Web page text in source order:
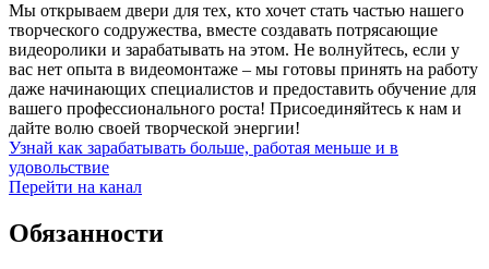
Мы открываем двери для тех, кто хочет стать частью нашего
творческого содружества, вместе создавать потрясающие
видеоролики и зарабатывать на этом. Не волнуйтесь, если у
вас нет опыта в видеомонтаже – мы готовы принять на работу
даже начинающих специалистов и предоставить обучение для
вашего профессионального роста! Присоединяйтесь к нам и
дайте волю своей творческой энергии!
Узнай как зарабатывать больше, работая меньше и в
удовольствие
Перейти на канал
Обязанности